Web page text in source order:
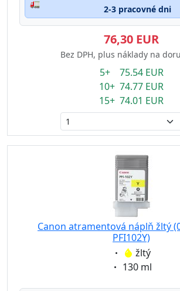
🚛
2-3 pracovné dni
76,30 EUR
Bez DPH, plus náklady na
5+ 75.54 EUR
10+ 74.77 EUR
15+ 74.01 EUR
Canon atramentová náplň žltý
PFI102Y)
Eigenschaft:
žltý
Eigenschaft:
130 ml